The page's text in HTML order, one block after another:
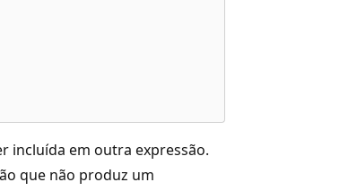
incluída em outra expressão.
que não produz um